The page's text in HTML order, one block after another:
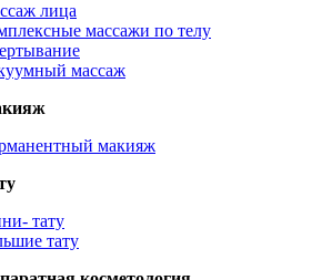
лица
массажи по телу
массаж
макияж
тату
тату